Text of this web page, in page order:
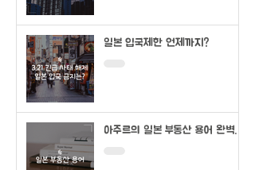
일본 입국제한 언제까지?
아주르의 일본 부동산 용어 완벽정